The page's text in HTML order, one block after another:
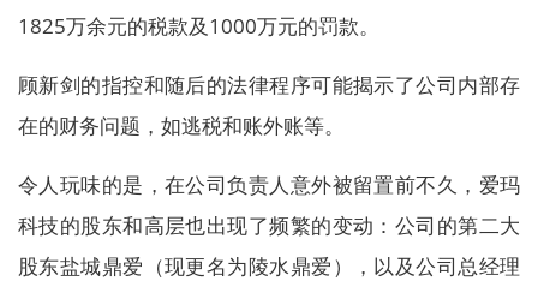
1825万余元的税款及1000万元的罚款。
顾新剑的指控和随后的法律程序可能揭示了公司内部存
在的财务问题，如逃税和账外账等。
令人玩味的是，在公司负责人意外被留置前不久，爱玛
科技的股东和高层也出现了频繁的变动：公司的第二大
股东盐城鼎爱（现更名为陵水鼎爱），以及公司总经理